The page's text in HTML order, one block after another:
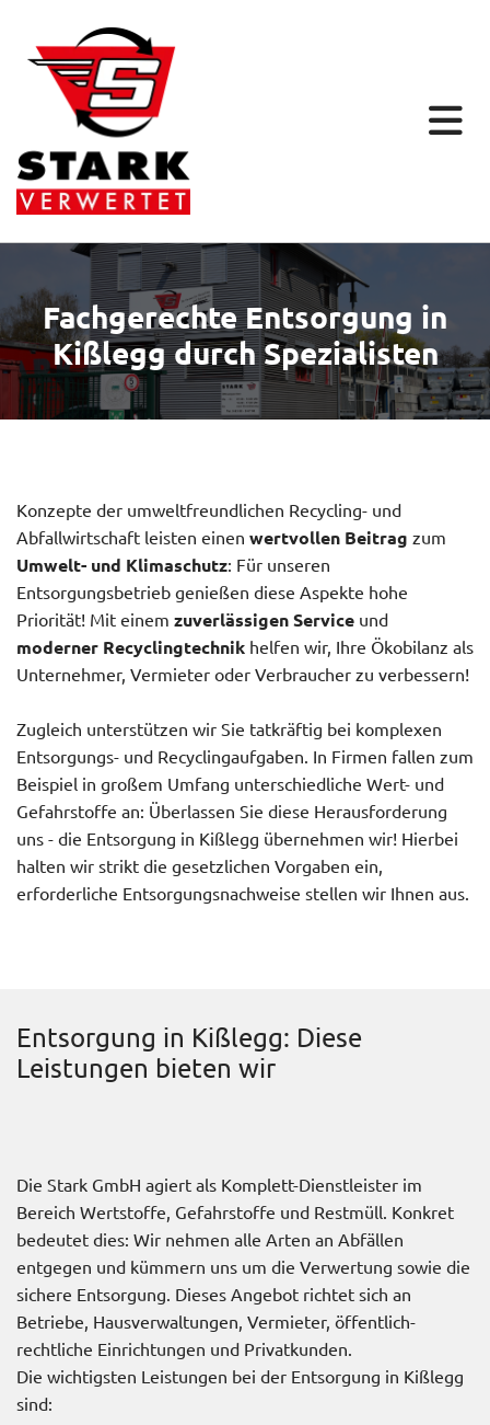
Fachgerechte Entsorgung in
Kißlegg durch Spezialisten
Konzepte der umweltfreundlichen Recycling- und
Abfallwirtschaft leisten einen wertvollen Beitrag zum
Umwelt- und Klimaschutz: Für unseren
Entsorgungsbetrieb genießen diese Aspekte hohe
Priorität! Mit einem zuverlässigen Service und
moderner Recyclingtechnik helfen wir, Ihre Ökobilanz als
Unternehmer, Vermieter oder Verbraucher zu verbessern!
Zugleich unterstützen wir Sie tatkräftig bei komplexen
Entsorgungs- und Recyclingaufgaben. In Firmen fallen zum
Beispiel in großem Umfang unterschiedliche Wert- und
Gefahrstoffe an: Überlassen Sie diese Herausforderung
uns - die Entsorgung in Kißlegg übernehmen wir! Hierbei
halten wir strikt die gesetzlichen Vorgaben ein,
erforderliche Entsorgungsnachweise stellen wir Ihnen aus.
Entsorgung in Kißlegg: Diese
Leistungen bieten wir
Die Stark GmbH agiert als Komplett-Dienstleister im
Bereich Wertstoffe, Gefahrstoffe und Restmüll. Konkret
bedeutet dies: Wir nehmen alle Arten an Abfällen
entgegen und kümmern uns um die Verwertung sowie die
sichere Entsorgung. Dieses Angebot richtet sich an
Betriebe, Hausverwaltungen, Vermieter, öffentlich-
rechtliche Einrichtungen und Privatkunden.
Die wichtigsten Leistungen bei der Entsorgung in Kißlegg
sind: